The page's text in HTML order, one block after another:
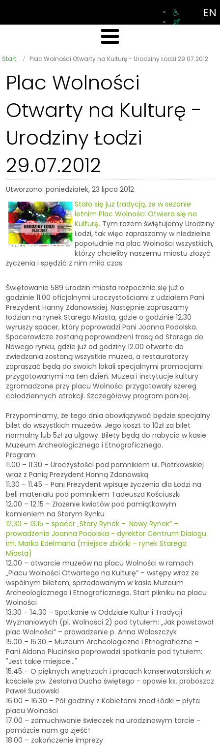
EN
Start Plac Wolności Otwarty na Kulturę - Urodziny Łodzi 29.07.2012
Plac Wolności
Otwarty na Kulturę -
Urodziny Łodzi
29.07.2012
Utworzono: poniedziałek, 23 lipca 2012
Stało się już tradycją, że w sezonie
letnim Plac Wolności Otwiera się na
Kulturę. Tym razem świętujemy Urodziny
Łodzi, tak więc zapraszamy w niedzielne
popołudnie na plac Wolności wszystkich,
którzy chcieliby naszemu miastu złożyć
życzenia i spędzić z nim miło czas.
Świętowanie 589 urodzin miasta rozpocznie się już o
godzinie 11.00 oficjalnymi uroczystościami z udziałem Pani
Prezydent Hanny Zdanowskiej. Następnie zapraszamy
łodzian na rynek Starego Miasta, gdzie o godzinie 12.30
wyruszy spacer, który poprowadzi Pani Joanna Podolska.
Spacerowicze zostaną poprowadzeni trasą od Starego do
Nowego rynku, gdzie już od godziny 12.00 otwarte do
zwiedzania zostaną wszystkie muzea, a restauratorzy
zapraszać będą do swoich lokali specjalnymi promocjami
przygotowanymi na ten dzień. Muzea i instytucje kultury
zgromadzone przy placu Wolności przygotowały szereg
całodziennych atrakcji. Szczegółowy program poniżej.
Przypominamy, że tego dnia obowiązywać będzie specjalny
bilet do wszystkich muzeów. Jego koszt to 10zł za bilet
normalny lub 5zł za ulgowy. Bilety będą do nabycia w kasie
Muzeum Archeologicznego i Etnograficznego.
Program:
11.00 – 11.30 – Uroczystości pod pomnikiem ul. Piotrkowskiej
wraz z Panią Prezydent Hanną Zdanowską
11.30 – 11.45 – Pani Prezydent wpisuje życzenia dla Łodzi na
beli materiału pod pomnikiem Tadeusza Kościuszki
12.00 – 12.15 – Złożenie kwiatów pod pamiątkowym
kamieniem na Starym Rynku
12.30 – 13.15 – spacer „Stary Rynek - Nowy Rynek” –
prowadzenie Joanna Podolska - dyrektor Centrum Dialogu
im. Marka Edelmana (miejsce zbiórki – rynek Starego
Miasta)
12.00 – otwarcie muzeów na placu Wolności w ramach
„Placu Wolności Otwartego na Kulturę” – wstępy wraz ze
wspólnym biletem, sprzedawanym w kasie Muzeum
Archeologicznego i Etnograficznego. Start pikniku na placu
Wolności
13.30 – 14.30 – Spotkanie w Oddziale Kultur i Tradycji
Wyznaniowych (pl. Wolności 2) pod tytułem: „Jak powstawał
plac Wolności” – prowadzenie p. Anna Walaszczyk
15.00 – 15.30 – Muzeum Archeologiczne i Etnograficzne –
Pani Aldona Plucińska poprowadzi spotkanie pod tytułem:
"Jest takie miejsce..."
15.45 – O pięknych wnętrzach i pracach konserwatorskich w
kościele pw. Zesłania Ducha świętego - opowie ks. proboszcz
Paweł Sudowski
16.00 – 16.30 – Pół godziny z Kobietami znad Łódki – płyta
placu Wolności
17.00 – zdmuchiwanie świeczek na urodzinowym torcie –
pomóżcie nam go zjeść!
18.00 – zakończenie imprezy